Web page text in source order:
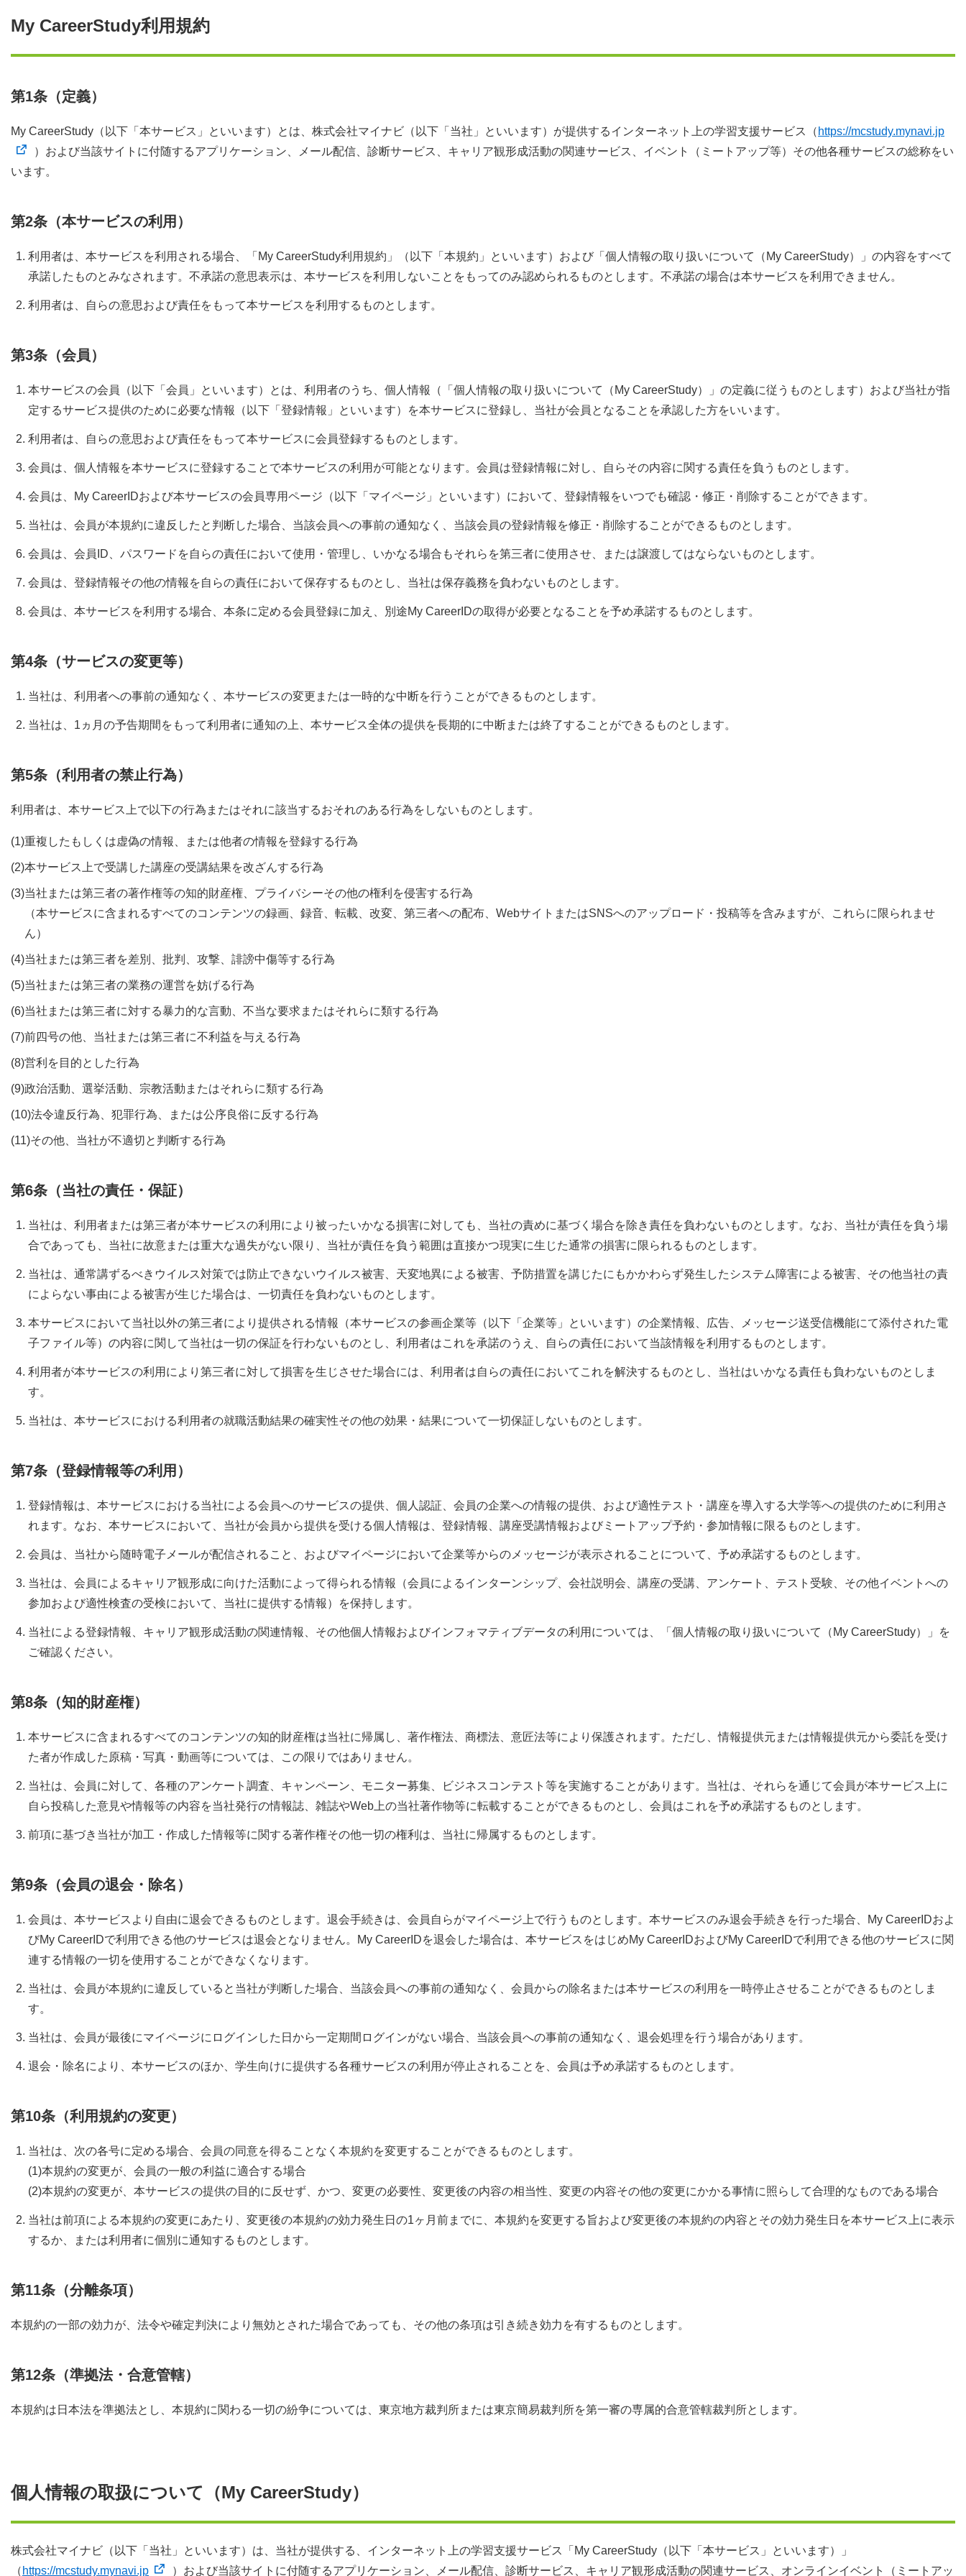
My CareerStudy利用規約
第1条（定義）
My CareerStudy（以下「本サービス」といいます）とは、株式会社マイナビ（以下「当社」といいます）が提供するインターネット上の学習支援サービス（ https://mcstudy.mynavi.jp
）および当該サイトに付随するアプリケーション、メール配信、診断サービス、キャリア観形成活動の関連サービス、イベント（ミートアップ等）その他各種サービスの総称をい
います。
第2条（本サービスの利用）
利用者は、本サービスを利用される場合、「My CareerStudy利用規約」（以下「本規約」といいます）および「個人情報の取り扱いについて（My CareerStudy）」の内容をすべて
承諾したものとみなされます。不承諾の意思表示は、本サービスを利用しないことをもってのみ認められるものとします。不承諾の場合は本サービスを利用できません。
利用者は、自らの意思および責任をもって本サービスを利用するものとします。
第3条（会員）
本サービスの会員（以下「会員」といいます）とは、利用者のうち、個人情報（「個人情報の取り扱いについて（My CareerStudy）」の定義に従うものとします）および当社が指
定するサービス提供のために必要な情報（以下「登録情報」といいます）を本サービスに登録し、当社が会員となることを承認した方をいいます。
利用者は、自らの意思および責任をもって本サービスに会員登録するものとします。
会員は、個人情報を本サービスに登録することで本サービスの利用が可能となります。会員は登録情報に対し、自らその内容に関する責任を負うものとします。
会員は、My CareerIDおよび本サービスの会員専用ページ（以下「マイページ」といいます）において、登録情報をいつでも確認・修正・削除することができます。
当社は、会員が本規約に違反したと判断した場合、当該会員への事前の通知なく、当該会員の登録情報を修正・削除することができるものとします。
会員は、会員ID、パスワードを自らの責任において使用・管理し、いかなる場合もそれらを第三者に使用させ、または譲渡してはならないものとします。
会員は、登録情報その他の情報を自らの責任において保存するものとし、当社は保存義務を負わないものとします。
会員は、本サービスを利用する場合、本条に定める会員登録に加え、別途My CareerIDの取得が必要となることを予め承諾するものとします。
第4条（サービスの変更等）
当社は、利用者への事前の通知なく、本サービスの変更または一時的な中断を行うことができるものとします。
当社は、1ヵ月の予告期間をもって利用者に通知の上、本サービス全体の提供を長期的に中断または終了することができるものとします。
第5条（利用者の禁止行為）
利用者は、本サービス上で以下の行為またはそれに該当するおそれのある行為をしないものとします。
(1)重複したもしくは虚偽の情報、または他者の情報を登録する行為
(2)本サービス上で受講した講座の受講結果を改ざんする行為
(3)当社または第三者の著作権等の知的財産権、プライバシーその他の権利を侵害する行為
（本サービスに含まれるすべてのコンテンツの録画、録音、転載、改変、第三者への配布、WebサイトまたはSNSへのアップロード・投稿等を含みますが、これらに限られませ
ん）
(4)当社または第三者を差別、批判、攻撃、誹謗中傷等する行為
(5)当社または第三者の業務の運営を妨げる行為
(6)当社または第三者に対する暴力的な言動、不当な要求またはそれらに類する行為
(7)前四号の他、当社または第三者に不利益を与える行為
(8)営利を目的とした行為
(9)政治活動、選挙活動、宗教活動またはそれらに類する行為
(10)法令違反行為、犯罪行為、または公序良俗に反する行為
(11)その他、当社が不適切と判断する行為
第6条（当社の責任・保証）
当社は、利用者または第三者が本サービスの利用により被ったいかなる損害に対しても、当社の責めに基づく場合を除き責任を負わないものとします。なお、当社が責任を負う場
合であっても、当社に故意または重大な過失がない限り、当社が責任を負う範囲は直接かつ現実に生じた通常の損害に限られるものとします。
当社は、通常講ずるべきウイルス対策では防止できないウイルス被害、天変地異による被害、予防措置を講じたにもかかわらず発生したシステム障害による被害、その他当社の責
によらない事由による被害が生じた場合は、一切責任を負わないものとします。
本サービスにおいて当社以外の第三者により提供される情報（本サービスの参画企業等（以下「企業等」といいます）の企業情報、広告、メッセージ送受信機能にて添付された電
子ファイル等）の内容に関して当社は一切の保証を行わないものとし、利用者はこれを承諾のうえ、自らの責任において当該情報を利用するものとします。
利用者が本サービスの利用により第三者に対して損害を生じさせた場合には、利用者は自らの責任においてこれを解決するものとし、当社はいかなる責任も負わないものとしま
す。
当社は、本サービスにおける利用者の就職活動結果の確実性その他の効果・結果について一切保証しないものとします。
第7条（登録情報等の利用）
登録情報は、本サービスにおける当社による会員へのサービスの提供、個人認証、会員の企業への情報の提供、および適性テスト・講座を導入する大学等への提供のために利用さ
れます。なお、本サービスにおいて、当社が会員から提供を受ける個人情報は、登録情報、講座受講情報およびミートアップ予約・参加情報に限るものとします。
会員は、当社から随時電子メールが配信されること、およびマイページにおいて企業等からのメッセージが表示されることについて、予め承諾するものとします。
当社は、会員によるキャリア観形成に向けた活動によって得られる情報（会員によるインターンシップ、会社説明会、講座の受講、アンケート、テスト受験、その他イベントへの
参加および適性検査の受検において、当社に提供する情報）を保持します。
当社による登録情報、キャリア観形成活動の関連情報、その他個人情報およびインフォマティブデータの利用については、「個人情報の取り扱いについて（My CareerStudy）」を
ご確認ください。
第8条（知的財産権）
本サービスに含まれるすべてのコンテンツの知的財産権は当社に帰属し、著作権法、商標法、意匠法等により保護されます。ただし、情報提供元または情報提供元から委託を受け
た者が作成した原稿・写真・動画等については、この限りではありません。
当社は、会員に対して、各種のアンケート調査、キャンペーン、モニター募集、ビジネスコンテスト等を実施することがあります。当社は、それらを通じて会員が本サービス上に
自ら投稿した意見や情報等の内容を当社発行の情報誌、雑誌やWeb上の当社著作物等に転載することができるものとし、会員はこれを予め承諾するものとします。
前項に基づき当社が加工・作成した情報等に関する著作権その他一切の権利は、当社に帰属するものとします。
第9条（会員の退会・除名）
会員は、本サービスより自由に退会できるものとします。退会手続きは、会員自らがマイページ上で行うものとします。本サービスのみ退会手続きを行った場合、My CareerIDおよ
びMy CareerIDで利用できる他のサービスは退会となりません。My CareerIDを退会した場合は、本サービスをはじめMy CareerIDおよびMy CareerIDで利用できる他のサービスに関
連する情報の一切を使用することができなくなります。
当社は、会員が本規約に違反していると当社が判断した場合、当該会員への事前の通知なく、会員からの除名または本サービスの利用を一時停止させることができるものとしま
す。
当社は、会員が最後にマイページにログインした日から一定期間ログインがない場合、当該会員への事前の通知なく、退会処理を行う場合があります。
退会・除名により、本サービスのほか、学生向けに提供する各種サービスの利用が停止されることを、会員は予め承諾するものとします。
第10条（利用規約の変更）
当社は、次の各号に定める場合、会員の同意を得ることなく本規約を変更することができるものとします。
(1)本規約の変更が、会員の一般の利益に適合する場合
(2)本規約の変更が、本サービスの提供の目的に反せず、かつ、変更の必要性、変更後の内容の相当性、変更の内容その他の変更にかかる事情に照らして合理的なものである場合
当社は前項による本規約の変更にあたり、変更後の本規約の効力発生日の1ヶ月前までに、本規約を変更する旨および変更後の本規約の内容とその効力発生日を本サービス上に表示
するか、または利用者に個別に通知するものとします。
第11条（分離条項）
本規約の一部の効力が、法令や確定判決により無効とされた場合であっても、その他の条項は引き続き効力を有するものとします。
第12条（準拠法・合意管轄）
本規約は日本法を準拠法とし、本規約に関わる一切の紛争については、東京地方裁判所または東京簡易裁判所を第一審の専属的合意管轄裁判所とします。
個人情報の取扱について（My CareerStudy）
株式会社マイナビ（以下「当社」といいます）は、当社が提供する、インターネット上の学習支援サービス「My CareerStudy（以下「本サービス」といいます）」
（ https://mcstudy.mynavi.jp ）および当該サイトに付随するアプリケーション、メール配信、診断サービス、キャリア観形成活動の関連サービス、オンラインイベント（ミートアッ